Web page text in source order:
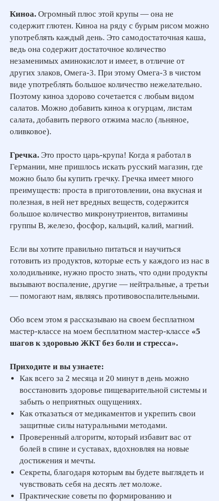
Киноа. Огромный плюс этой крупы — она не
содержит глютен. Киноа на ряду с бурым рисом можно
употреблять каждый день. Это самодостаточная каша,
ведь она содержит достаточное количество
незаменимых аминокислот и имеет, в отличие от
других злаков, Омега-3. При этому Омега-3 в чистом
виде употреблять большое количество нежелательно.
Поэтому киноа здорово сочетается с любым видом
салатов. Можно добавить киноа к огурцам, листам
салата, добавить первого отжима масло (льняное,
оливковое).
Гречка. Это просто царь-крупа! Когда я работал в
Германии, мне пришлось искать русский магазин, где
можно было бы купить гречку. Гречка имеет много
преимуществ: проста в приготовлении, она вкусная и
полезная, в ней нет вредных веществ, содержится
большое количество микронутриентов, витамины
группы В, железо, фосфор, кальций, калий, магний.
Если вы хотите правильно питаться и научиться
готовить из продуктов, которые есть у каждого из нас в
холодильнике, нужно просто знать, что одни продукты
вызывают воспаление, другие — нейтральные, а третьи
— помогают нам, являясь противовоспалительными.
Обо всем этом я рассказываю на своем бесплатном
мастер-классе на моем бесплатном мастер-классе «5
шагов к здоровью ЖКТ без боли и стресса».
Приходите и вы узнаете:
Как всего за 2 месяца и 20 минут в день можно
восстановить здоровье пищеварительной системы и
забыть о неприятных ощущениях.
Как отказаться от медикаментов и укрепить свои
защитные силы натуральными методами.
Проверенный алгоритм, который избавит вас от
болей в спине и суставах, вдохновляя на новые
достижения и мечты.
Секреты, благодаря которым вы будете выглядеть и
чувствовать себя на десять лет моложе.
Практические советы по формированию и
ЗАРЕГИСТРИРОВАТЬСЯ БЕСПЛАТНО